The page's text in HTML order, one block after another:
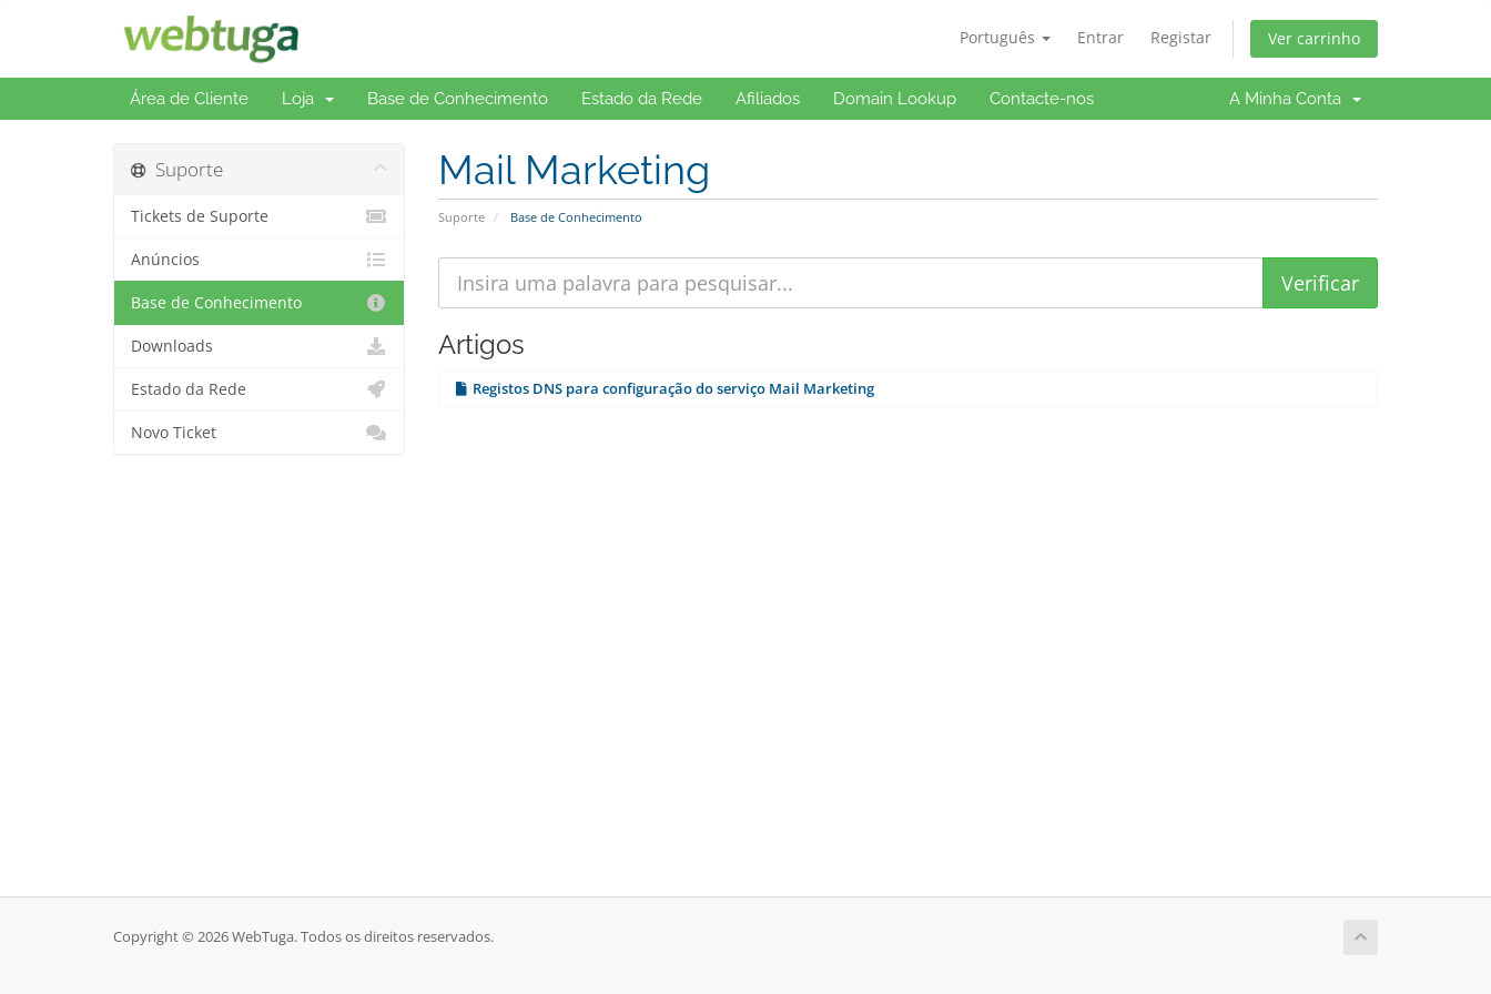
Português Entrar Registar Ver carrinho
Área de Cliente Loja Base de Conhecimento Estado da Rede Afiliados Domain Lookup Contacte-nos A Minha Conta
Mail Marketing
Suporte Base de Conhecimento
Artigos
Registos DNS para configuração do serviço Mail Marketing
Suporte
Tickets de Suporte
Anúncios
Base de Conhecimento
Downloads
Estado da Rede
Novo Ticket
Copyright © 2026 WebTuga. Todos os direitos reservados.